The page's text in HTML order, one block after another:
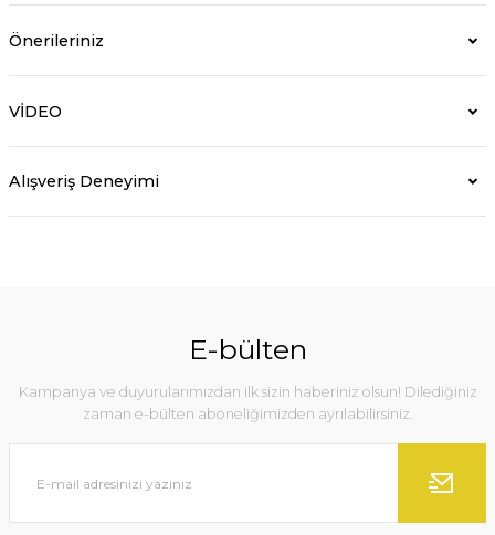
Önerileriniz
VİDEO
Alışveriş Deneyimi
E-bülten
Kampanya ve duyurularımızdan ilk sizin haberiniz olsun! Dilediğiniz
zaman e-bülten aboneliğimizden ayrılabilirsiniz.